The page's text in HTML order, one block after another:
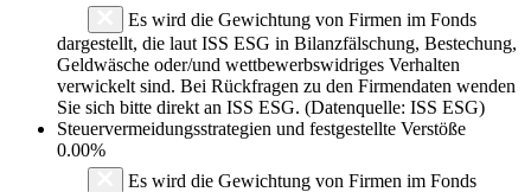
Es wird die Gewichtung von Firmen im Fonds
dargestellt, die laut ISS ESG in Bilanzfälschung, Bestechung,
Geldwäsche oder/und wettbewerbswidriges Verhalten
verwickelt sind. Bei Rückfragen zu den Firmendaten wenden
Sie sich bitte direkt an ISS ESG. (Datenquelle: ISS ESG)
Steuervermeidungsstrategien und festgestellte Verstöße
0.00%
Es wird die Gewichtung von Firmen im Fonds